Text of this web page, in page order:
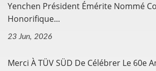
Yenchen Président Émérite Nommé
Honorifique...
23 Jun, 2026
Merci À TÜV SÜD De Célébrer Le 60e